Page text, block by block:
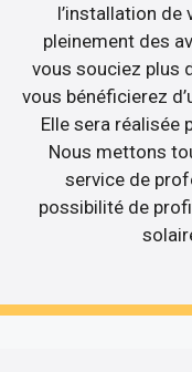
l’installation
pleinement des
vous souciez plus
vous bénéficierez
Elle sera réalisée
Nous mettons
service de
possibilité de